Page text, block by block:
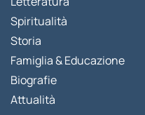
Spiritualità
Storia
Famiglia & Educazione
Biografie
Attualità